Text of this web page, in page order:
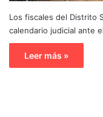
Los fiscales del Distrito
calendario judicial ante
Leer más »